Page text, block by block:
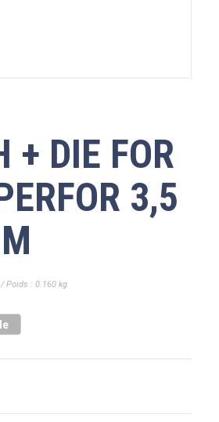
+ DIE FOR
3,5
Poids : 0.160 kg